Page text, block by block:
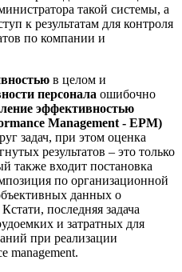
такой системы, а
к результатам для контроля
по компании и
в целом и
персонала ошибочно
эффективностью
Management - EPM)
задач, при этом оценка
результатов – это только
также входит постановка
по организационной
данных о
последняя задача
и затратных для
при реализации
management.